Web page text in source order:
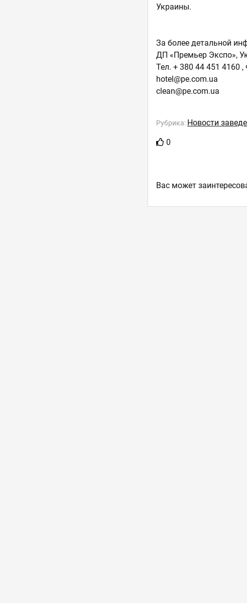
Украины.
За более детальной
ДП «Премьер Экспо»,
Тел. + 380 44 451 4160
hotel@pe.com.ua
clean@pe.com.ua
Рубрика: Новости
0
Ваc может